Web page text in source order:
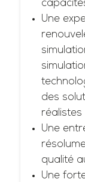
Une
des
réalistes
Une
qualité
Une